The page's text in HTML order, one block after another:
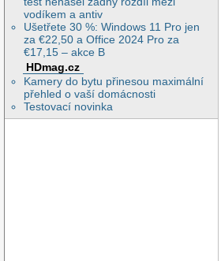
vodíkem a antiv
Ušetřete 30 %: Windows 11 Pro jen
za €22,50 a Office 2024 Pro za
€17,15 – akce B
HDmag.cz
Kamery do bytu přinesou maximální
přehled o vaší domácnosti
Testovací novinka